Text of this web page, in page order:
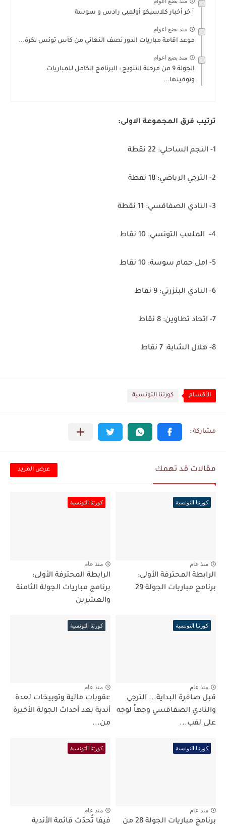
ٱخر أخبار كلاسيكو أولمبي رادس و سوسة
منذ بضع اعوام
موعد اقامة مباريات الدور نصف النهائي من كأس تونس لكرة...
منذ بضع اعوام
الجولة 9 من مرحلة التتويج : البرنامج الكامل للمباريات
وتوقيتها...
ترتيب فرق المجموعة الاولى:
1- النجم الساحلي: 22 نقطة
2- الترجي الرياضي: 18 نقطة
3- النادي الصفاقسي: 11 نقطة
4- الملعب التونسي: 10 نقاط
5- امل حمام سوسة: 10 نقاط
6- النادي البنزرتي: 9 نقاط
7- اتحاد تطاوين: 8 نقاط
8- هلال الشابة: 7 نقاط
الأقسام كورتنا التونسية
مقالات قد تهمك عرض المزيد
كورتنا التونسية
منذ عام
الرابطة المحترفة الأولى:
برنامج مباريات الجولة 29
كورتنا التونسية
منذ عام
الرابطة المحترفة الأولى:
برنامج مباريات الجولة الثامنة
والعشرين
كورتنا التونسية
منذ عام
قبل صافرة البداية... الترجي
والنادي الصفاقسي وجهاً لوجه
على لقب...
كورتنا التونسية
منذ عام
عقوبات مالية وتوبيخات لعدة
أندية بعد أحداث الجولة الأخيرة
من...
كورتنا التونسية
منذ عام
برنامج مباريات الجولة 28 من
كورتنا التونسية
منذ عام
فيفا تُحدّث قائمة الأندية